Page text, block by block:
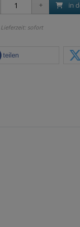
in
Lieferzeit: sofort
teilen